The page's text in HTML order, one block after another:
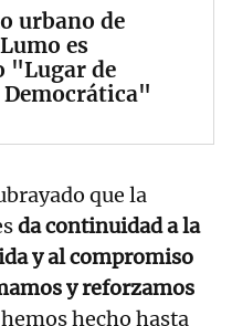
urbano de
es
"Lugar de
que la
da continuidad a la
y al compromiso
y reforzamos
hecho hasta